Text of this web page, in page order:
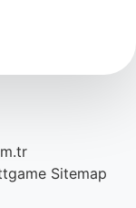
Sitemap